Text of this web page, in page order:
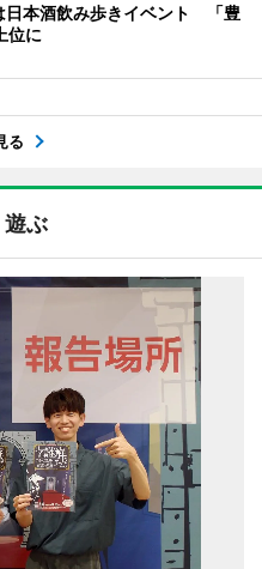
日本酒飲み歩きイベント 「豊
位に
る
遊ぶ